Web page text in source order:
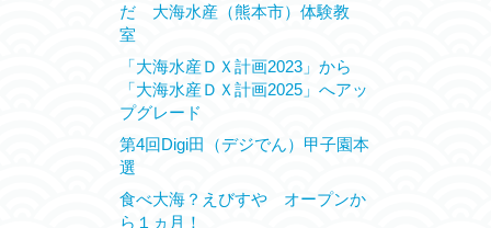
だ 大海水産（熊本市）体験教
室
「大海水産ＤＸ計画2023」から
「大海水産ＤＸ計画2025」へアッ
プグレード
第4回Digi田（デジでん）甲子園本
選
食べ大海？えびすや オープンか
ら１ヵ月！